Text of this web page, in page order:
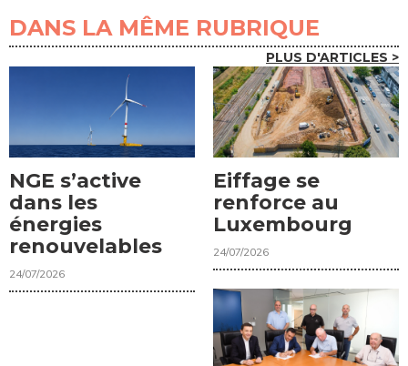
DANS LA MÊME RUBRIQUE
PLUS D'ARTICLES >
NGE s’active
dans les
énergies
renouvelables
24/07/2026
Eiffage se
renforce au
Luxembourg
24/07/2026